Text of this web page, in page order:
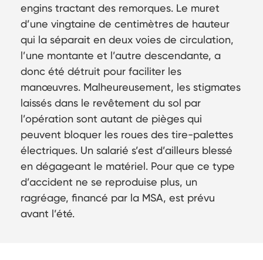
engins tractant des remorques. Le muret
d’une vingtaine de centimètres de hauteur
qui la séparait en deux voies de circulation,
l’une montante et l’autre descendante, a
donc été détruit pour faciliter les
manœuvres. Malheureusement, les stigmates
laissés dans le revêtement du sol par
l’opération sont autant de pièges qui
peuvent bloquer les roues des tire-palettes
électriques. Un salarié s’est d’ailleurs blessé
en dégageant le matériel. Pour que ce type
d’accident ne se reproduise plus, un
ragréage, financé par la MSA, est prévu
avant l’été.